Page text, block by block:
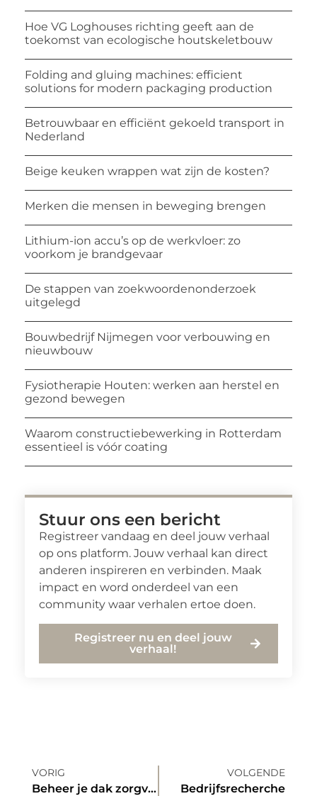
Hoe VG Loghouses richting geeft aan de
toekomst van ecologische houtskeletbouw
Folding and gluing machines: efficient
solutions for modern packaging production
Betrouwbaar en efficiënt gekoeld transport in
Nederland
Beige keuken wrappen wat zijn de kosten?
Merken die mensen in beweging brengen
Lithium-ion accu’s op de werkvloer: zo
voorkom je brandgevaar
De stappen van zoekwoordenonderzoek
uitgelegd
Bouwbedrijf Nijmegen voor verbouwing en
nieuwbouw
Fysiotherapie Houten: werken aan herstel en
gezond bewegen
Waarom constructiebewerking in Rotterdam
essentieel is vóór coating
Stuur ons een bericht
Registreer vandaag en deel jouw verhaal
op ons platform. Jouw verhaal kan direct
anderen inspireren en verbinden. Maak
impact en word onderdeel van een
community waar verhalen ertoe doen.
Registreer nu en deel jouw
verhaal!
VORIG
Beheer je dak zorgvuldig
VOLGENDE
Bedrijfsrecherche